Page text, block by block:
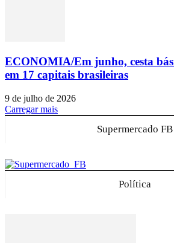
ECONOMIA/Em junho, cesta
em 17 capitais brasileiras
9 de julho de 2026
Carregar mais
Supermercado FB
Política